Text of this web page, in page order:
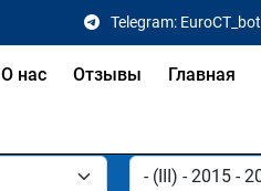
Telegram: EuroCT_bot
О нас Отзывы Главная